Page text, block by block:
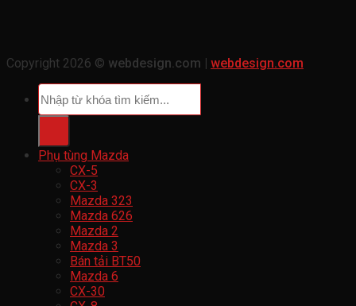
Copyright 2026 © webdesign.com | webdesign.com
Tìm
kiếm:
Phụ tùng Mazda
CX-5
CX-3
Mazda 323
Mazda 626
Mazda 2
Mazda 3
Bán tải BT50
Mazda 6
CX-30